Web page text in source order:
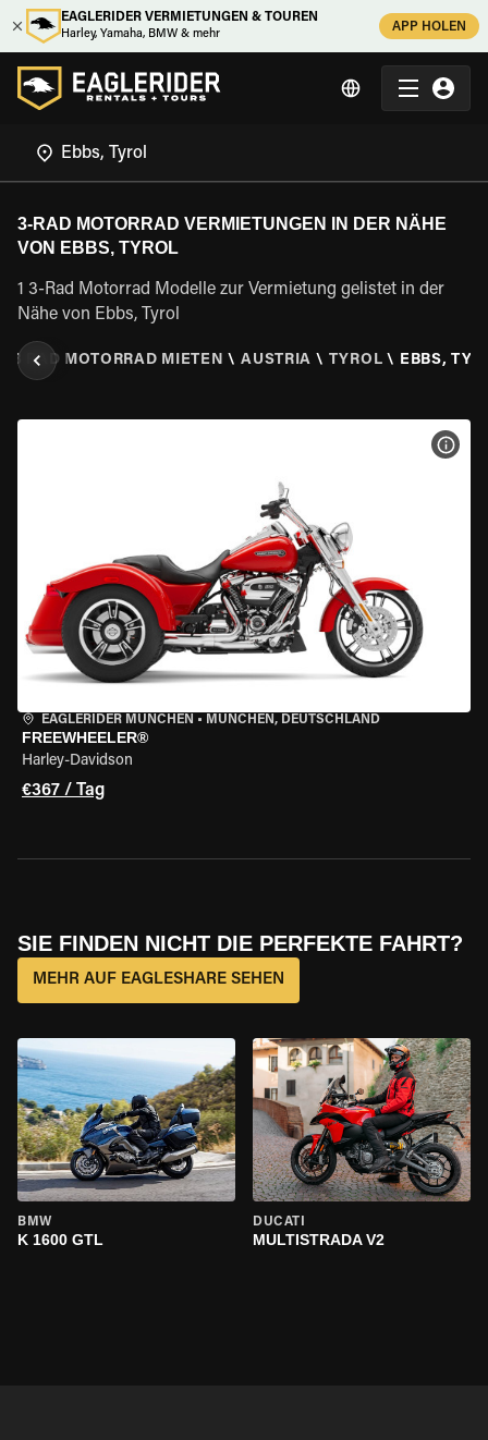
EAGLERIDER VERMIETUNGEN & TOUREN
Harley, Yamaha, BMW & mehr
APP HOLEN
3-RAD MOTORRAD VERMIETUNGEN IN DER NÄHE
VON EBBS, TYROL
1 3-Rad Motorrad Modelle zur Vermietung gelistet in der
Nähe von Ebbs, Tyrol
3 RAD MOTORRAD MIETEN \ AUSTRIA \ TYROL \ EBBS,
EAGLERIDER MÜNCHEN • MÜNCHEN, DEUTSCHLAND
FREEWHEELER®
Harley-Davidson
€367 / Tag
SIE FINDEN NICHT DIE PERFEKTE FAHRT?
MEHR AUF EAGLESHARE SEHEN
BMW
K 1600 GTL
DUCATI
MULTISTRADA V2